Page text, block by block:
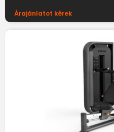
Árajánlatot kérek